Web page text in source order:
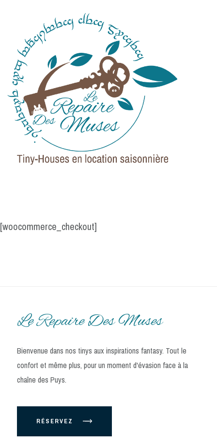
[woocommerce_checkout]
Le Repaire Des Muses
Bienvenue dans nos tinys aux inspirations fantasy. Tout le
confort et même plus, pour un moment d'évasion face à la
chaîne des Puys.
RÉSERVEZ